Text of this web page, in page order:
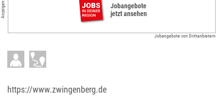
Anzeigen
Jobangebote
jetzt ansehen
Jobangebote von Drittanbietern
https://www.zwingenberg.de